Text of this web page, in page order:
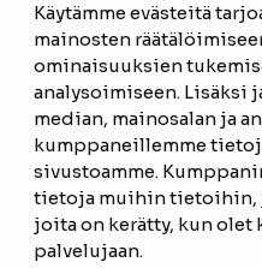
Käytämme evästeitä
mainosten
ominaisuuksien
analysoimiseen. Lisäksi
median, mainosalan ja
kumppaneillemme
sivustoamme.
tietoja muihin tietoihin,
joita on kerätty, kun olet
palvelujaan.
ETUSIVU
TUOTTEET
REFERENSSIT
OTA YHTEYTTÄ
TIETOSUOJASELOSTE